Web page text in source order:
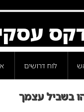
לוח דרושים
בשביל עצמך